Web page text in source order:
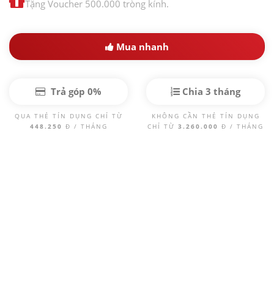
Tặng Voucher 500.000 tròng kính.
Mua nhanh
Trả góp 0%
QUA THẺ TÍN DỤNG CHỈ TỪ
448.250 Đ / THÁNG
Chia 3 tháng
KHÔNG CẦN THẺ TÍN DỤNG
CHỈ TỪ 3.260.000 Đ / THÁNG